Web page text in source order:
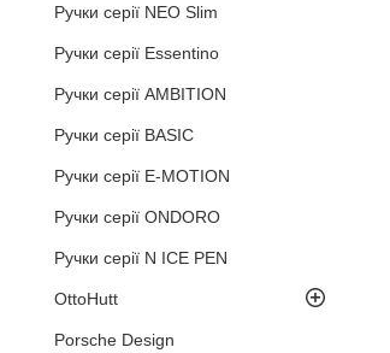
Ручки серії NEO Slim
Ручки серії Essentino
Ручки серії AMBITION
Ручки серії BASIC
Ручки серії E-MOTION
Ручки серії ONDORO
Ручки серії N ICE PEN
OttoHutt
Porsche Design